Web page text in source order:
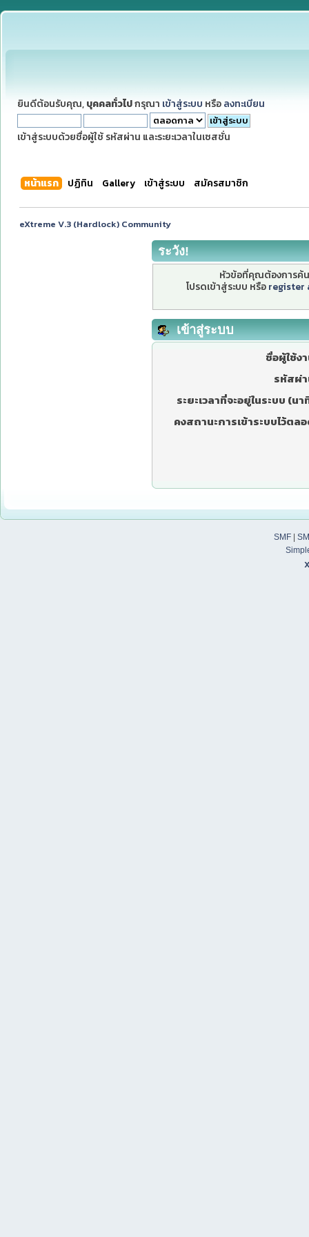
ยินดีต้อนรับคุณ, บุคคลทั่วไปกรุณา เข้าสู่ระบบ หรือ ลงทะเบียน
เข้าสู่ระบบด้วยชื่อผู้ใช้ รหัสผ่าน และระยะเวลาในเซสชั่น
หน้าแรก ปฏิทิน Gallery เข้าสู่ระบบ สมัครสมาชิก
eXtreme V.3 (Hardlock) Community
ระวัง!
หัวข้อที่คุณต้องการค้
โปรดเข้าสู่ระบบ หรือ register
เข้าสู่ระบบ
ชื่อผู้ใช้ง
รหัสผ่
ระยะเวลาที่จะอยู่ในระบบ (นา
คงสถานะการเข้าระบบไว้ตล
SMF|